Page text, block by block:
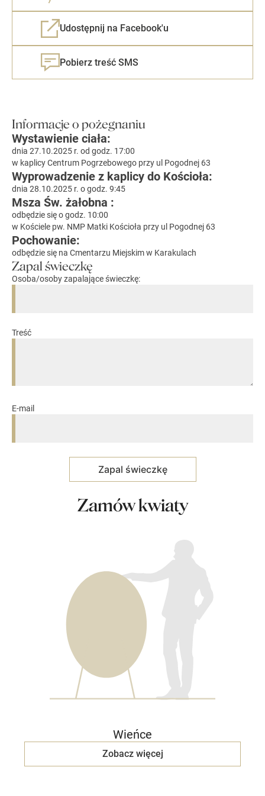
Udostępnij na Facebook'u
Pobierz treść SMS
Informacje o pożegnaniu
Wystawienie ciała:
dnia 27.10.2025 r. od godz. 17:00
w kaplicy Centrum Pogrzebowego przy ul Pogodnej 63
Wyprowadzenie z kaplicy do Kościoła:
dnia 28.10.2025 r. o godz. 9:45
Msza Św. żałobna :
odbędzie się o godz. 10:00
w Kościele pw. NMP Matki Kościoła przy ul Pogodnej 63
Pochowanie:
odbędzie się na Cmentarzu Miejskim w Karakulach
Zapal świeczkę
Osoba/osoby zapalające świeczkę:
Treść
E-mail
Zamów kwiaty
Wieńce
Zobacz więcej